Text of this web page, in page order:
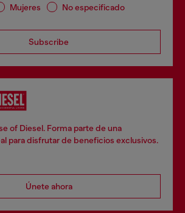
Mujeres No especificado
Subscribe
of Diesel. Forma parte de una
para disfrutar de beneficios exclusivos.
Únete ahora